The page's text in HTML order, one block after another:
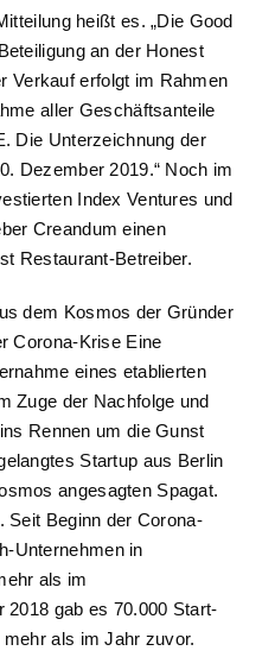
heißt es. „Die Good
an der Honest
Verkauf erfolgt im Rahmen
aller Geschäftsanteile
Die Unterzeichnung der
Dezember 2019.“ Noch im
Index Ventures und
Creandum einen
Restaurant-Betreiber.
dem Kosmos der Gründer
Corona-Krise Eine
eines etablierten
Zuge der Nachfolge und
Rennen um die Gunst
Startup aus Berlin
angesagten Spagat.
Seit Beginn der Corona-
Unternehmen in
als im
gab es 70.000 Start-
als im Jahr zuvor.